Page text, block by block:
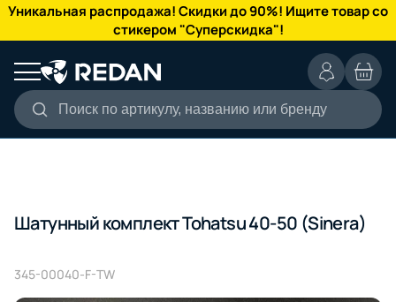
Уникальная распродажа! Скидки до 90%! Ищите товар со
стикером "Суперскидка"!
Поиск по артикулу, названию или бренду
КАТАЛОГ
Шатунный комплект Tohatsu 40-50 (Sinera)
345-00040-F-TW